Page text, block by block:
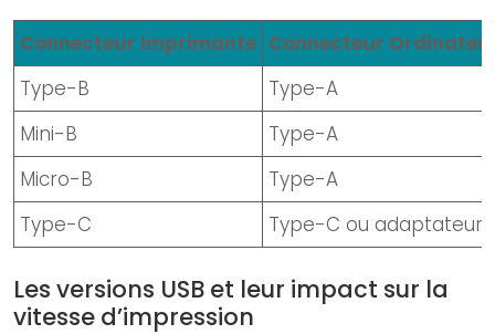
Connecteur Imprimante Connecteur
Type-B
Type-A
Mini-B
Type-A
Micro-B
Type-A
Type-C
Type-C ou adaptateur
Les versions USB et leur impact sur la
vitesse d’impression